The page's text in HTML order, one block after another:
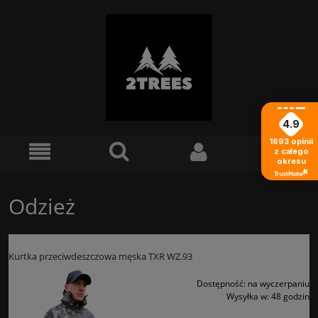
Odzież
Kurtka przeciwdeszczowa męska TXR WZ.93
Dostępność: na wyczerpaniu
Wysyłka w: 48 godzin
4.9
1693 opinii
z całego
okresu